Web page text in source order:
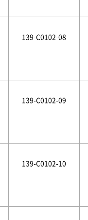
139-C0102-08
139-C0102-09
139-C0102-10